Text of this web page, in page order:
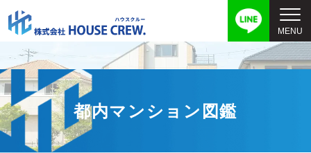
都内マンション図鑑